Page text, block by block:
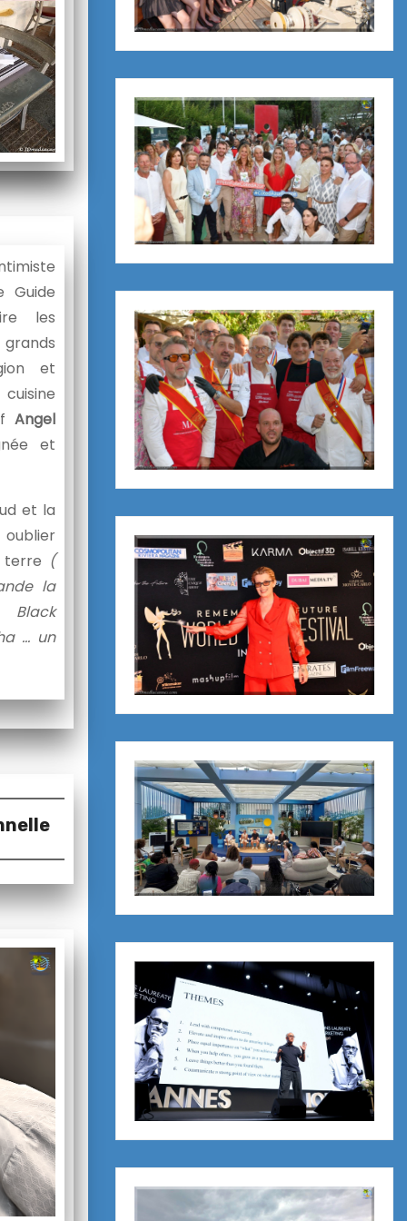
Guide
les
et
Angel
et
et la
oublier
(
la
… un